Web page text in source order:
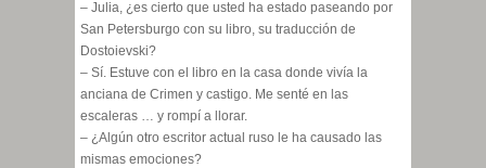
– Julia, ¿es cierto que usted ha estado paseando por
San Petersburgo con su libro, su traducción de
Dostoievski?
– Sí. Estuve con el libro en la casa donde vivía la
anciana de Crimen y castigo. Me senté en las
escaleras … y rompí a llorar.
– ¿Algún otro escritor actual ruso le ha causado las
mismas emociones?